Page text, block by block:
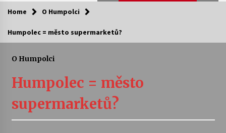
Kam za kulturou?
Sukuba Ensemble
Home O Humpolci
Humpolec = město supermarketů?
O Humpolci
Humpolec = město
supermarketů?